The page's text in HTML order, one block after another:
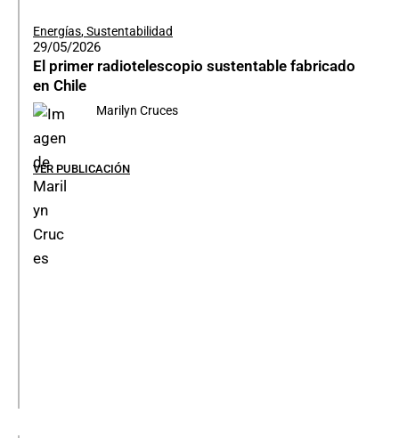
Energías,Sustentabilidad
29/05/2026
El primer radiotelescopio sustentable fabricado
en Chile
Marilyn Cruces
VER PUBLICACIÓN